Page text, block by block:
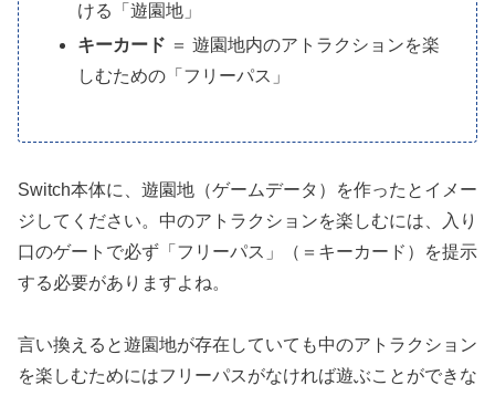
ける「遊園地」
キーカード ＝ 遊園地内のアトラクションを楽
しむための「フリーパス」
Switch本体に、遊園地（ゲームデータ）を作ったとイメー
ジしてください。中のアトラクションを楽しむには、入り
口のゲートで必ず「フリーパス」（＝キーカード）を提示
する必要がありますよね。
言い換えると遊園地が存在していても中のアトラクション
を楽しむためにはフリーパスがなければ遊ぶことができな